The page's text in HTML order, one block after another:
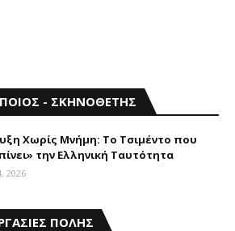
- ΣΚΗΝΟΘΕΤΗΣ
Xωρίς Mνήμη: Το Τσιμέντο που
την Ελληνική Ταυτότητα
2026
ΠΟΛΗΣ